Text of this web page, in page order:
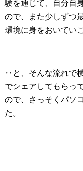
験を通じて、自分自
ので、また少しずつ
環境に身をおいてい
‥と、そんな流れで
でシェアしてもらっ
ので、さっそくパソ
た。